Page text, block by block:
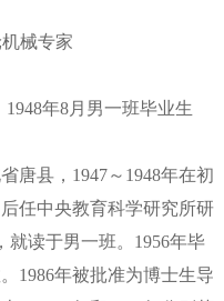
械专家
1948年8月男一班毕业生
唐县，1947～1948年在初
任中央教育科学研究所研
就读于男一班。1956年毕
1986年被批准为博士生导